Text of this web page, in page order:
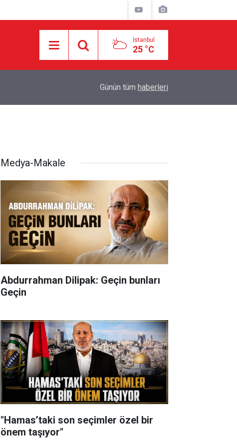
İstanbul
25 °C
SADULLAH ZAREİ MEKKE ANLAŞMASINI
Günün tüm haberleri
Medya-Makale
Abdurrahman Dilipak: Geçin bunları
Geçin
"Hamas’taki son seçimler özel bir
önem taşıyor"